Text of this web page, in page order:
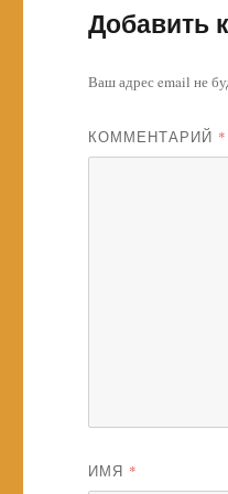
Добавить
Ваш адрес email не
КОММЕНТАРИЙ *
ИМЯ *